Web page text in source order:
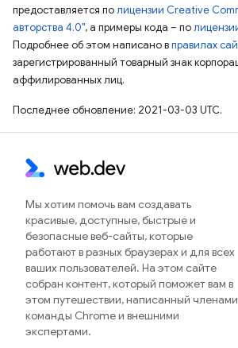
предоставляется полицензии Creative
авторства 4.0", а примеры кода – по
Подробнее об этом написано вправилах
зарегистрированный товарный знак
аффилированных лиц.
Последнее обновление: 2021-03-03 UTC.
Мы хотим помочь вам создавать
красивые, доступные, быстрые и
безопасные веб-сайты, которые
работают в разных браузерах и для всех
ваших пользователей. На этом сайте
собран контент, который поможет вам в
этом путешествии, написанный членами
команды Chrome и внешними
экспертами.